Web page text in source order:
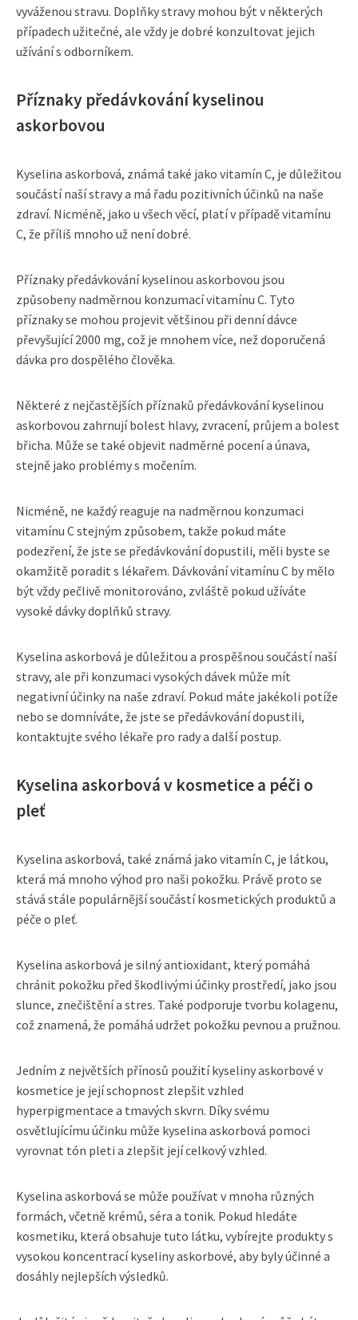
vyváženou stravu. Doplňky stravy mohou být v některých
případech užitečné, ale vždy je dobré konzultovat jejich
užívání s odborníkem.
Příznaky předávkování kyselinou
askorbovou
Kyselina askorbová, známá také jako vitamín C, je důležitou
součástí naší stravy a má řadu pozitivních účinků na naše
zdraví. Nicméně, jako u všech věcí, platí v případě vitamínu
C, že příliš mnoho už není dobré.
Příznaky předávkování kyselinou askorbovou jsou
způsobeny nadměrnou konzumací vitamínu C. Tyto
příznaky se mohou projevit většinou při denní dávce
převyšující 2000 mg, což je mnohem více, než doporučená
dávka pro dospělého člověka.
Některé z nejčastějších příznaků předávkování kyselinou
askorbovou zahrnují bolest hlavy, zvracení, průjem a bolest
břicha. Může se také objevit nadměrné pocení a únava,
stejně jako problémy s močením.
Nicméně, ne každý reaguje na nadměrnou konzumaci
vitamínu C stejným způsobem, takže pokud máte
podezření, že jste se předávkování dopustili, měli byste se
okamžitě poradit s lékařem. Dávkování vitamínu C by mělo
být vždy pečlivě monitorováno, zvláště pokud užíváte
vysoké dávky doplňků stravy.
Kyselina askorbová je důležitou a prospěšnou součástí naší
stravy, ale při konzumaci vysokých dávek může mít
negativní účinky na naše zdraví. Pokud máte jakékoli potíže
nebo se domníváte, že jste se předávkování dopustili,
kontaktujte svého lékaře pro rady a další postup.
Kyselina askorbová v kosmetice a péči o
pleť
Kyselina askorbová, také známá jako vitamín C, je látkou,
která má mnoho výhod pro naši pokožku. Právě proto se
stává stále populárnější součástí kosmetických produktů a
péče o pleť.
Kyselina askorbová je silný antioxidant, který pomáhá
chránit pokožku před škodlivými účinky prostředí, jako jsou
slunce, znečištění a stres. Také podporuje tvorbu kolagenu,
což znamená, že pomáhá udržet pokožku pevnou a pružnou.
Jedním z největších přínosů použití kyseliny askorbové v
kosmetice je její schopnost zlepšit vzhled
hyperpigmentace a tmavých skvrn. Díky svému
osvětlujícímu účinku může kyselina askorbová pomoci
vyrovnat tón pleti a zlepšit její celkový vzhled.
Kyselina askorbová se může používat v mnoha různých
formách, včetně krémů, séra a tonik. Pokud hledáte
kosmetiku, která obsahuje tuto látku, vybírejte produkty s
vysokou koncentrací kyseliny askorbové, aby byly účinné a
dosáhly nejlepších výsledků.